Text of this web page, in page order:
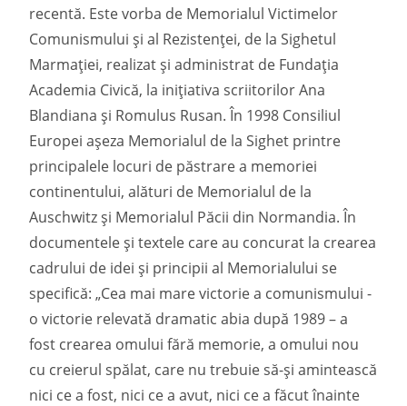
recentă. Este vorba de Memorialul Victimelor
Comunismului și al Rezistenţei, de la Sighetul
Marmației, realizat și administrat de Fundaţia
Academia Civică, la inițiativa scriitorilor Ana
Blandiana și Romulus Rusan. În 1998 Consiliul
Europei așeza Memorialul de la Sighet printre
principalele locuri de păstrare a memoriei
continentului, alături de Memorialul de la
Auschwitz și Memorialul Păcii din Normandia. În
documentele și textele care au concurat la crearea
cadrului de idei și principii al Memorialului se
specifică: „Cea mai mare victorie a comunismului -
o victorie relevată dramatic abia după 1989 – a
fost crearea omului fără memorie, a omului nou
cu creierul spălat, care nu trebuie să-și amintească
nici ce a fost, nici ce a avut, nici ce a făcut înainte